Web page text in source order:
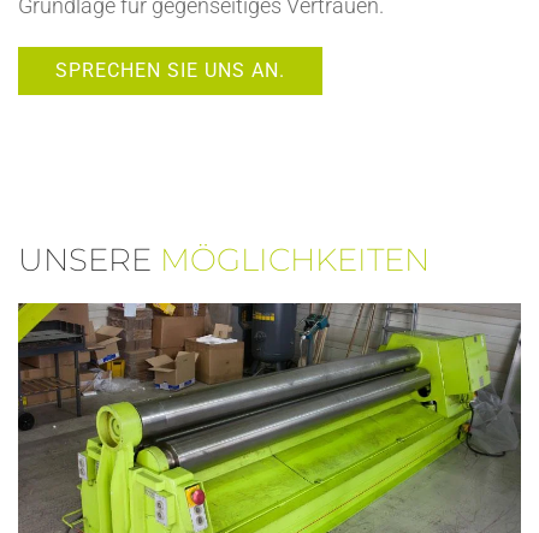
Grundlage für gegenseitiges Vertrauen.
SPRECHEN SIE UNS AN.
UNSERE MÖGLICHKEITEN